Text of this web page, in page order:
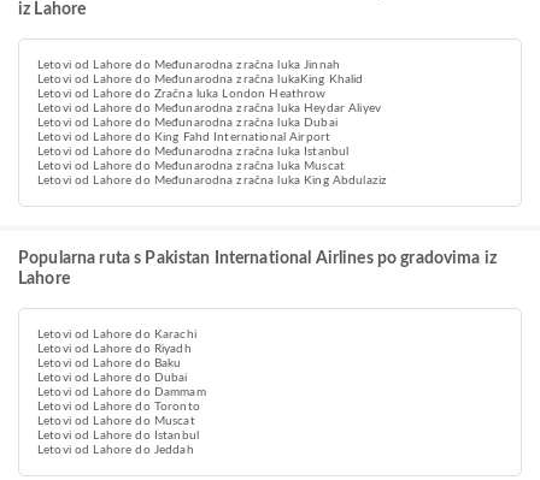
iz Lahore
Letovi od Lahore do Međunarodna zračna luka Jinnah
Letovi od Lahore do Međunarodna zračna lukaKing Khalid
Letovi od Lahore do Zračna luka London Heathrow
Letovi od Lahore do Međunarodna zračna luka Heydar Aliyev
Letovi od Lahore do Međunarodna zračna luka Dubai
Letovi od Lahore do King Fahd International Airport
Letovi od Lahore do Međunarodna zračna luka Istanbul
Letovi od Lahore do Međunarodna zračna luka Muscat
Letovi od Lahore do Međunarodna zračna luka King Abdulaziz
Popularna ruta s Pakistan International Airlines po gradovima iz
Lahore
Letovi od Lahore do Karachi
Letovi od Lahore do Riyadh
Letovi od Lahore do Baku
Letovi od Lahore do Dubai
Letovi od Lahore do Dammam
Letovi od Lahore do Toronto
Letovi od Lahore do Muscat
Letovi od Lahore do Istanbul
Letovi od Lahore do Jeddah